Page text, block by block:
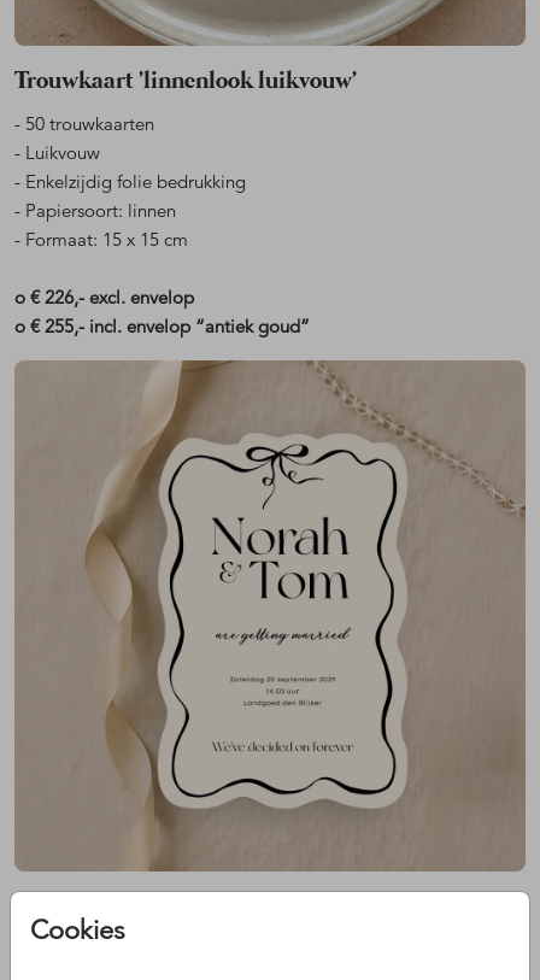
Cookies
Trouwkaart 'linnenlook luikvouw'
- 50 trouwkaarten
- Luikvouw
- Enkelzijdig folie bedrukking
- Papiersoort: linnen
- Formaat: 15 x 15 cm
o € 226,- excl. envelop
o € 255,- incl. envelop “antiek goud”